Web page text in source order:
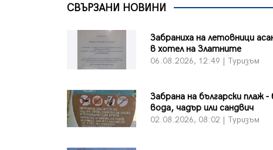
СВЪРЗАНИ НОВИНИ
Забраниха на летовници
в хотел на Златните
06.08.2026, 12:49 | Туризъм
Забрана на български плаж -
вода, чадър или сандвич
02.08.2026, 08:02 | Туризъм